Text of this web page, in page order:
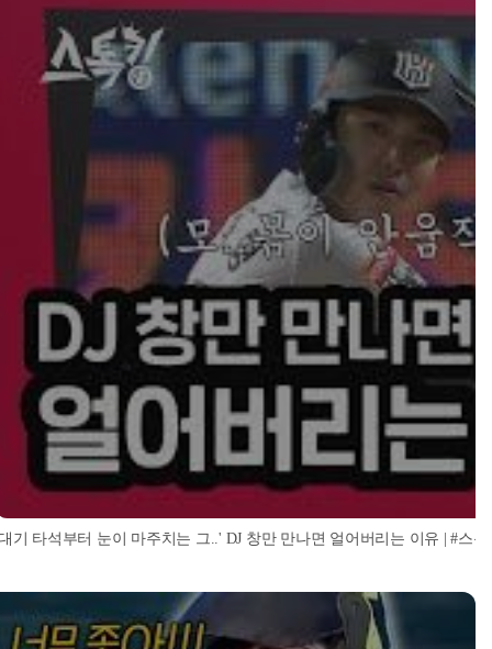
기 타석부터 눈이 마주치는 그..' DJ 창만 만나면 얼어버리는 이유 | #스톡